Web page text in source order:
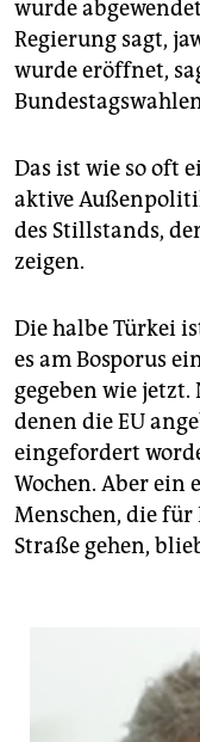
wurde
Regierung sagt,
wurde eröffnet,
Das ist wie so oft
aktive
des Stillstands,
zeigen.
Die halbe Türkei
es am Bosporus
gegeben wie
denen die EU
eingefordert
Wochen. Aber ein
Menschen, die
Straße gehen,